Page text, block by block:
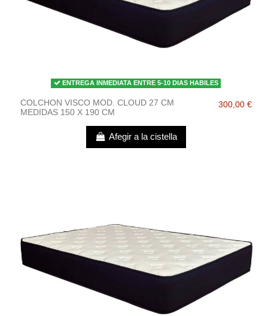
ENTREGA INMEDIATA ENTRE 5-10 DIAS HABILES
COLCHON VISCO MOD. CLOUD 27 CM
MEDIDAS 150 X 190 CM
300,00 €
Afegir a la cistella